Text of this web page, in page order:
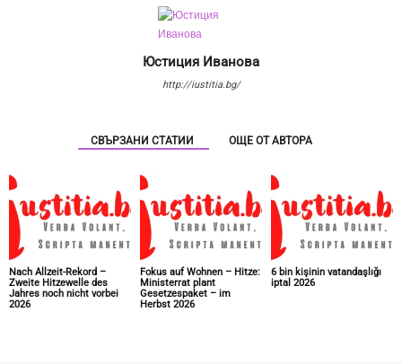
Юстиция Иванова
http://iustitia.bg/
СВЪРЗАНИ СТАТИИ ОЩЕ ОТ АВТОРА
Nach Allzeit-Rekord –
Zweite Hitzewelle des
Jahres noch nicht vorbei
2026
Fokus auf Wohnen – Hitze:
Ministerrat plant
Gesetzespaket – im
Herbst 2026
6 bin kişinin vatandaşlığı
iptal 2026